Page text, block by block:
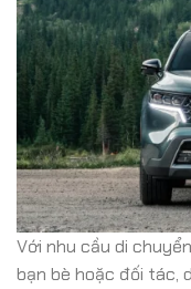
Với nhu cầu di
bạn bè hoặc đối tác,